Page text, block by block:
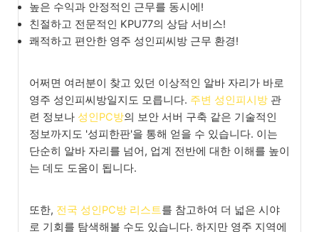
높은 수익과 안정적인 근무를 동시에!
친절하고 전문적인 KPU77의 상담 서비스!
쾌적하고 편안한 영주 성인피씨방 근무 환경!
어쩌면 여러분이 찾고 있던 이상적인 알바 자리가 바로
영주 성인피씨방일지도 모릅니다. 주변 성인피시방 관
련 정보나 성인PC방의 보안 서버 구축 같은 기술적인
정보까지도 '성피한판'을 통해 얻을 수 있습니다. 이는
단순히 알바 자리를 넘어, 업계 전반에 대한 이해를 높이
는 데도 도움이 됩니다.
또한, 전국 성인PC방 리스트를 참고하여 더 넓은 시야
로 기회를 탐색해볼 수도 있습니다. 하지만 영주 지역에